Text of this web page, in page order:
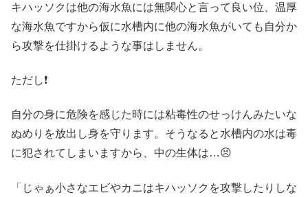
キハッソクは他の海水魚には無関心と言って良い位、温厚
な海水魚ですから仮に水槽内に他の海水魚がいても自分か
ら攻撃を仕掛けるような事はしません。
ただし❗
自分の身に危険を感じた時には粘毒性のせっけんみたいな
ぬめりを放出し身を守ります。そうなると水槽内の水は毒
に犯されてしまいますから、中の生体は…😣
「じゃぁ小さなエビやカニはキハッソクを攻撃したりしな